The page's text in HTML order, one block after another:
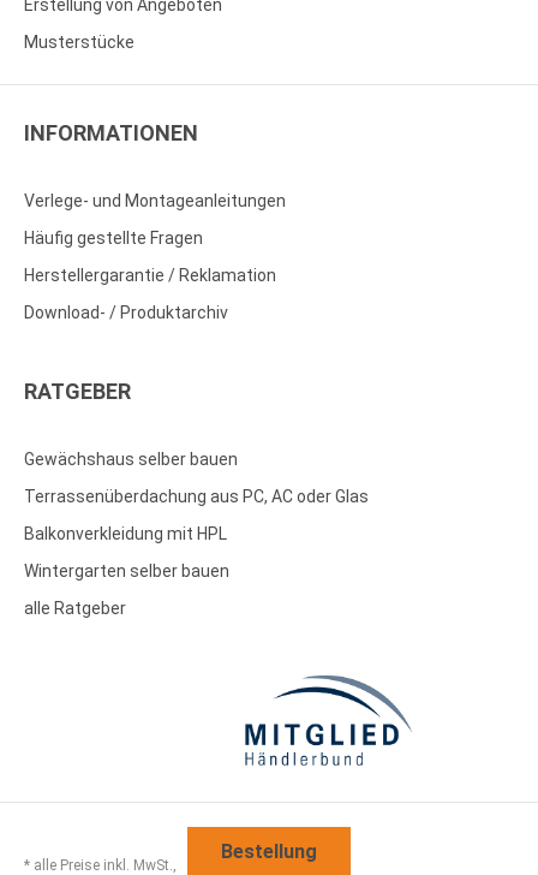
Erstellung von Angeboten
Musterstücke
INFORMATIONEN
Verlege- und Montageanleitungen
Häufig gestellte Fragen
Herstellergarantie / Reklamation
Download- / Produktarchiv
RATGEBER
Gewächshaus selber bauen
Terrassenüberdachung aus PC, AC oder Glas
Balkonverkleidung mit HPL
Wintergarten selber bauen
alle Ratgeber
* alle Preise inkl. MwSt.,
Bestellung